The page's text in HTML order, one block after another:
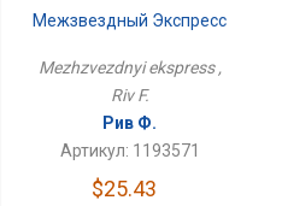
Межзвездный Экспресс
Mezhzvezdnyi ekspress ,
Riv F.
Рив Ф.
Артикул: 1193571
$25.43